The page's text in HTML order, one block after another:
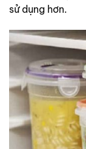
sử dụng hơn.